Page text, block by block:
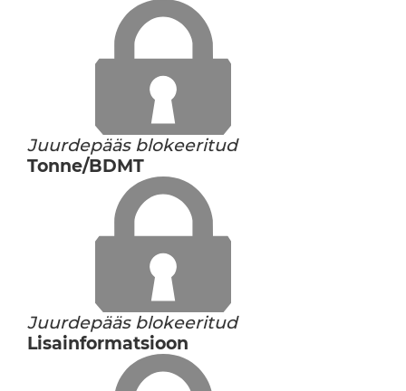
Juurdepääs blokeeritud
Tonne/BDMT
Juurdepääs blokeeritud
Lisainformatsioon